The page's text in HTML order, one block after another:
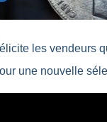
les vendeurs
une nouvelle